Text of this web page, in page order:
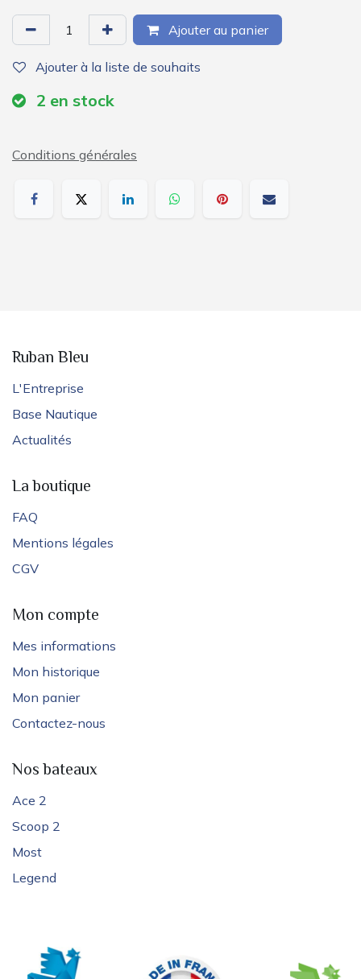
Ajouter au panier
Ajouter à la liste de souhaits
2 en stock
Conditions générales
Ruban Bleu
L'Entreprise
Base Nautique
Actualités
La boutique
FAQ
Mentions légales
CGV
Mon compte
Mes informations
Mon historique
Mon panier
Contactez-nous
Nos bateaux
Ace 2
Scoop 2
Most
Legend